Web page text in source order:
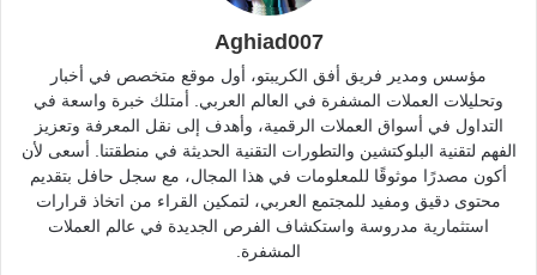
Aghiad007
مؤسس ومدير فريق أفق الكريبتو، أول موقع متخصص في أخبار
وتحليلات العملات المشفرة في العالم العربي. أمتلك خبرة واسعة في
التداول في أسواق العملات الرقمية، وأهدف إلى نقل المعرفة وتعزيز
الفهم لتقنية البلوكتشين والتطورات التقنية الحديثة في منطقتنا. أسعى لأن
أكون مصدرًا موثوقًا للمعلومات في هذا المجال، مع سجل حافل بتقديم
محتوى دقيق ومفيد للمجتمع العربي، لتمكين القراء من اتخاذ قرارات
استثمارية مدروسة واستكشاف الفرص الجديدة في عالم العملات
المشفرة.